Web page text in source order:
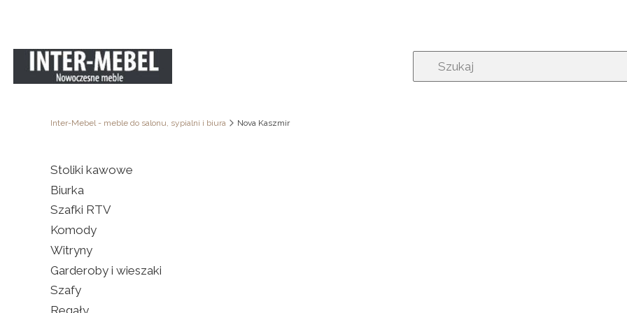
Inter-Mebel - meble do salonu, sypialni i biura Nova Kaszmir
Stoliki kawowe
Biurka
Szafki RTV
Komody
Witryny
Garderoby i wieszaki
Szafy
Regały